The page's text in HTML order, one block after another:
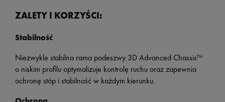
ZALETY I KORZYŚCI:
Stabilność
Niezwykle stabilna rama podeszwy 3D Advanced Chassis™
o niskim profilu optymalizuje kontrolę ruchu oraz zapewnia
ochronę stóp i stabilność w każdym kierunku.